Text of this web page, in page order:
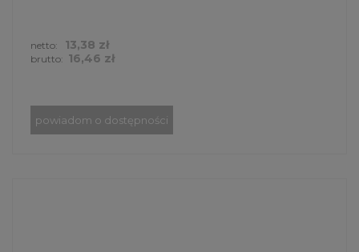
brutto: 16,46 zł
netto: 13,38 zł
powiadom o dostępności